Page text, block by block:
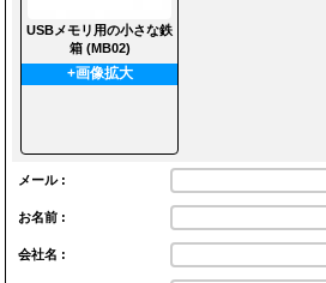
USBメモリ用の小さな鉄
箱 (MB02)
+画像拡大
メール :
お名前 :
会社名 :